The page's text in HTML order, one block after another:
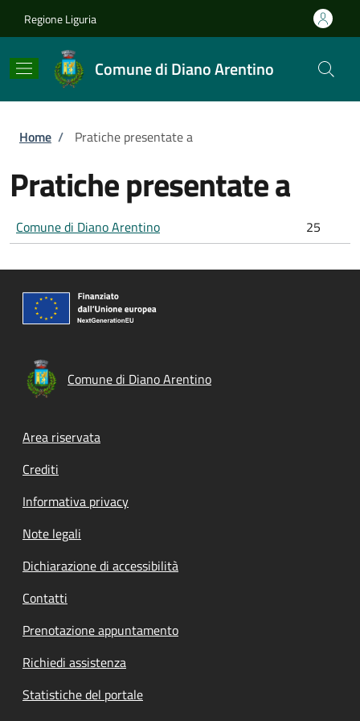
Regione Liguria
Comune di Diano Arentino
Briciole di pane
Home / Pratiche presentate a
Pratiche presentate a
Comune di Diano Arentino 25
Comune di Diano Arentino
Footer menu
Area riservata
Crediti
Informativa privacy
Note legali
Dichiarazione di accessibilità
Contatti
Prenotazione appuntamento
Richiedi assistenza
Statistiche del portale